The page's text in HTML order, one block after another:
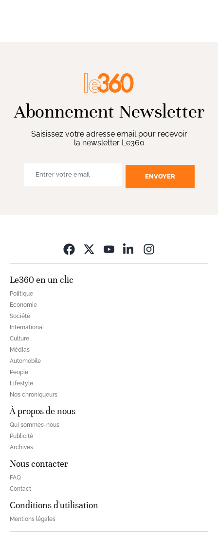
Abonnement Newsletter
Saisissez votre adresse email pour recevoir
la newsletter Le360
ENVOYER
Le360 en un clic
Politique
Economie
Société
International
Culture
Médias
Automobile
People
Lifestyle
Nos chroniqueurs
À propos de nous
Qui sommes-nous
Publicité
Archives
Nous contacter
FAQ
Contact
Conditions d'utilisation
Mentions légales